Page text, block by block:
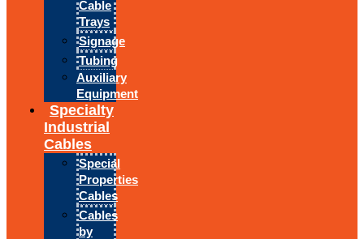
Cable
Trays
Signage
Tubing
Auxiliary
Equipment
Specialty
Industrial
Cables
Special
Properties
Cables
Cables
by